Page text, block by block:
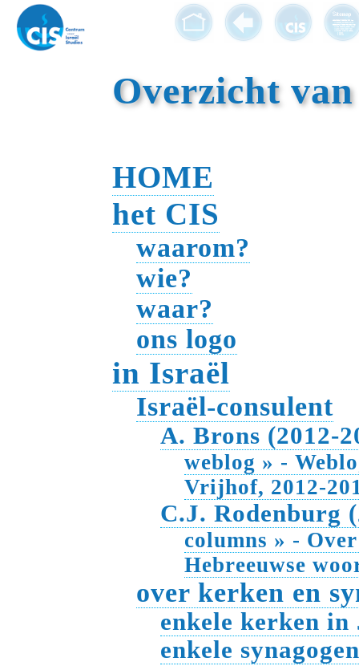
Overzicht
HOME
het CIS
waarom?
wie?
waar?
ons logo
in Israël
Israël-consulent
A. Brons (2012-
weblog » -
Vrijhof, 2012-
C.J. Rodenburg
columns » -
Hebreeuwse
over kerken en
enkele kerken in
enkele